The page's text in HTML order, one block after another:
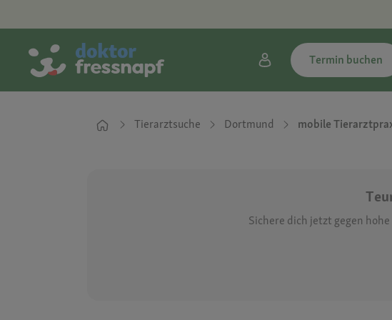
Termin buchen
Tierarztsuche Dortmund mobile
Sichere dich jetzt gegen